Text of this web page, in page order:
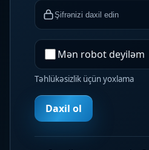
Mən robot deyiləm
Təhlükəsizlik üçün yoxlama
Daxil ol